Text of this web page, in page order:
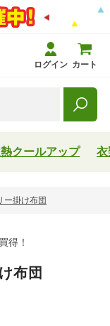
ログイン カート
クールアップ 衣
ー掛け布団
得！
布団